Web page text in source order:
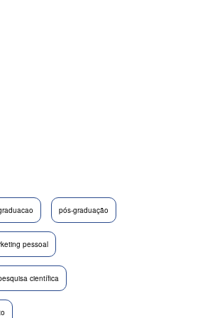
pós-graduação
pessoal
científica